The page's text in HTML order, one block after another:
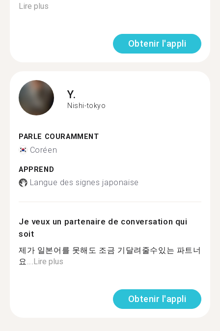
Lire plus
Obtenir l'appli
Y.
Nishi-tokyo
PARLE COURAMMENT
Coréen
APPREND
Langue des signes japonaise
Je veux un partenaire de conversation qui
soit
제가 일본어를 못해도 조금 기달려줄수있는 파트너
요...Lire plus
Obtenir l'appli